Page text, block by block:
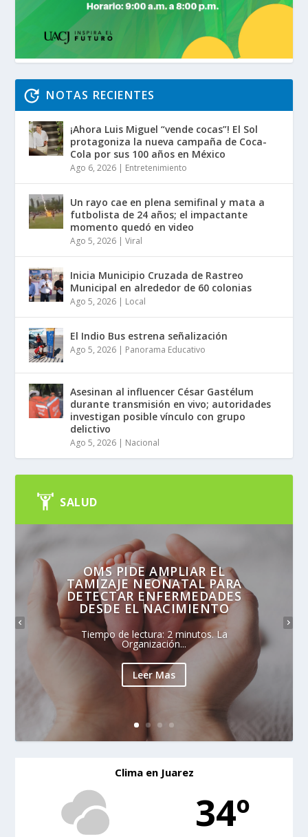
NOTAS RECIENTES
¡Ahora Luis Miguel “vende cocas”! El Sol
protagoniza la nueva campaña de Coca-
Cola por sus 100 años en México
Ago 6, 2026 | Entretenimiento
Un rayo cae en plena semifinal y mata a
futbolista de 24 años; el impactante
momento quedó en video
Ago 5, 2026 |Viral
Inicia Municipio Cruzada de Rastreo
Municipal en alrededor de 60 colonias
Ago 5, 2026 | Local
El Indio Bus estrena señalización
Ago 5, 2026 | Panorama Educativo
Asesinan al influencer César Gastélum
durante transmisión en vivo; autoridades
investigan posible vínculo con grupo
delictivo
Ago 5, 2026 | Nacional
SALUD
OMS PIDE AMPLIAR EL
TAMIZAJE NEONATAL PARA
DETECTAR ENFERMEDADES
DESDE EL NACIMIENTO
Tiempo de lectura: 2 minutos. La
Organización...
Leer Mas
Clima en Juarez
34º